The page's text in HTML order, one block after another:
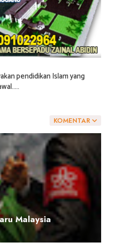
pendidikan Islam yang
KOMENTAR
Malaysia